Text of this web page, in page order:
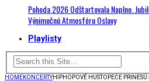
Pohoda 2026 Odštartovala Naplno.
Výnimočnú Atmosféru Oslavy
Playlisty
HOMEKONCERTYHIPHOPOVÉ HUSTOPEČE